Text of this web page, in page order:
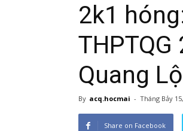
2k1
Quang
By acq.hocmai - Tháng Bảy
Share on Facebook